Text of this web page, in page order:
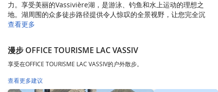
力。享受美丽的Vassivière湖，是游泳、钓鱼和水上运动的理想之
地。湖周围的众多徒步路径提供令人惊叹的全景视野，让您完全沉
查看更多
漫步 OFFICE TOURISME LAC VASSIV
享受在OFFICE TOURISME LAC VASSIV的户外散步。
查看更多建议